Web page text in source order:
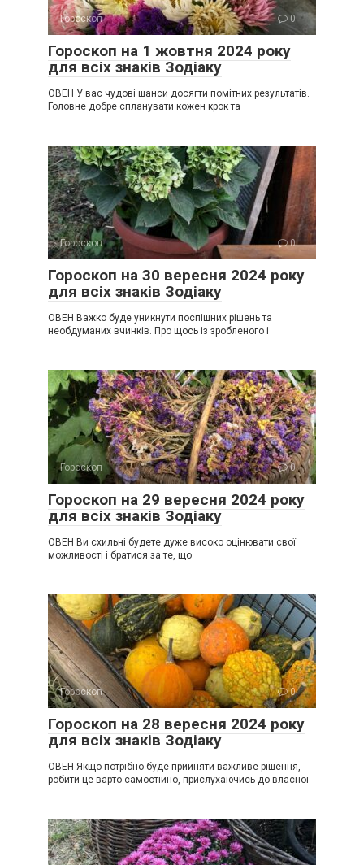
Гороскоп 0
Гороскоп на 1 жовтня 2024 року
для всіх знаків Зодіаку
ОВЕН У вас чудові шанси досягти помітних результатів.
Головне добре спланувати кожен крок та
Гороскоп 0
Гороскоп на 30 вересня 2024 року
для всіх знаків Зодіаку
ОВЕН Важко буде уникнути поспішних рішень та
необдуманих вчинків. Про щось із зробленого і
Гороскоп 0
Гороскоп на 29 вересня 2024 року
для всіх знаків Зодіаку
ОВЕН Ви схильні будете дуже високо оцінювати свої
можливості і братися за те, що
Гороскоп 0
Гороскоп на 28 вересня 2024 року
для всіх знаків Зодіаку
ОВЕН Якщо потрібно буде прийняти важливе рішення,
робити це варто самостійно, прислухаючись до власної